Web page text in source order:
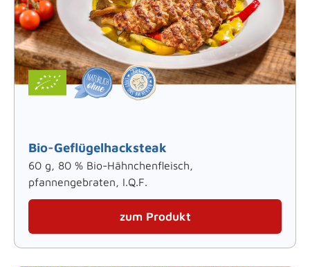
Bio-Geflügelhacksteak
60 g, 80 % Bio-Hähnchenfleisch,
pfannengebraten, I.Q.F.
zum Produkt